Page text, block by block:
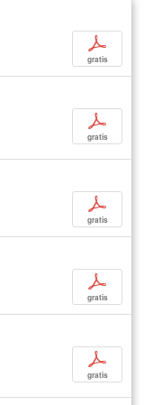
p
gratis
p
gratis
p
gratis
p
gratis
p
gratis